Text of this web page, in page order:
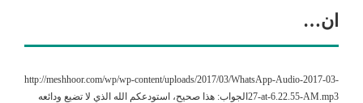
ان…
http://meshhoor.com/wp/wp-content/uploads/2017/03/WhatsApp-Audio-2017-03-
27-at-6.22.55-AM.mp3الجواب: هذا صحيح، استودعكم الله الذي لا تضيع ودائعه